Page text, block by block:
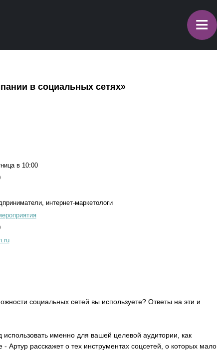
≡
в социальных сетях»
в 10:00
интернет-маркетологи
социальных сетей вы используете? Ответы на эти и
использовать именно для вашей целевой аудитории, как
расскажет о тех инструментах соцсетей, о которых мало